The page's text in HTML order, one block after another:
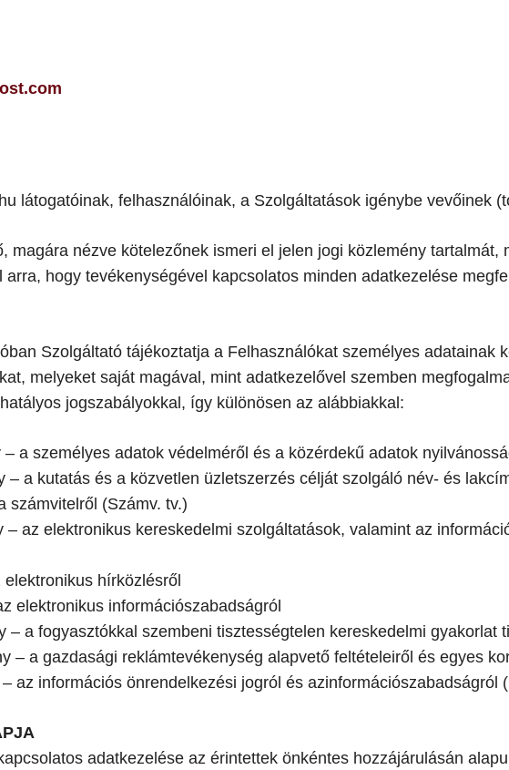
látogatóinak, felhasználóinak, a Szolgáltatások igénybe vevőinek
magára nézve kötelezőnek ismeri el jelen jogi közlemény
arra, hogy tevékenységével kapcsolatos minden adatkezelése
Szolgáltató tájékoztatja a Felhasználókat személyes
melyeket saját magával, mint adatkezelővel szemben
jogszabályokkal, így különösen az alábbiakkal:
a személyes adatok védelméről és a közérdekű adatok
– a kutatás és a közvetlen üzletszerzés célját szolgáló név- és
számvitelről (Számv. tv.)
– az elektronikus kereskedelmi szolgáltatások, valamint az
hírközlésről
elektronikus információszabadságról
– a fogyasztókkal szembeni tisztességtelen kereskedelmi gyakorlat
– a gazdasági reklámtevékenység alapvető feltételeiről és egyes
az információs önrendelkezési jogról és azinformációszabadságról
adatkezelése az érintettek önkéntes hozzájárulásán